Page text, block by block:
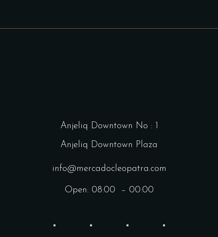
Anjeliq Downtown No : 1
Anjeliq Downtown Plaza
info@mercadocleopatra.com
Open: 08:00 – 00:00